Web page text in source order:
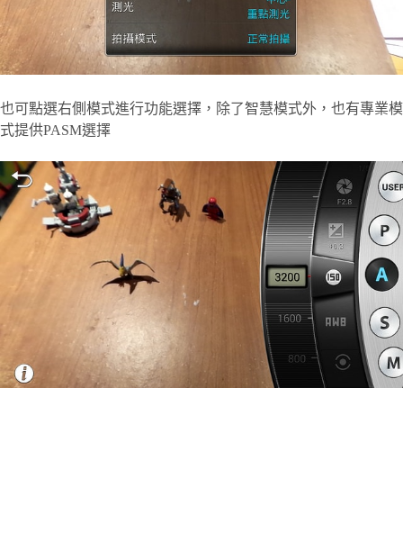
也可點選右側模式進行功能選擇，除了智慧模式外，也有專業模
式提供PASM選擇